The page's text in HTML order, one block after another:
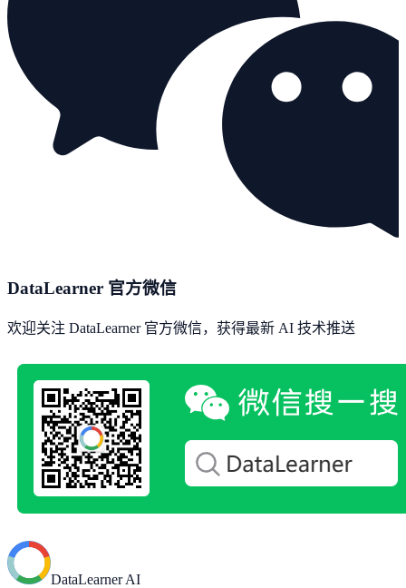
DataLearner 官方微信
欢迎关注 DataLearner 官方微信，获得最新 AI 技术推送
DataLearner AI